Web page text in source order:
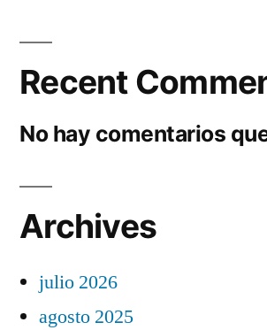
Recent
No hay comentarios
Archives
julio 2026
agosto 2025